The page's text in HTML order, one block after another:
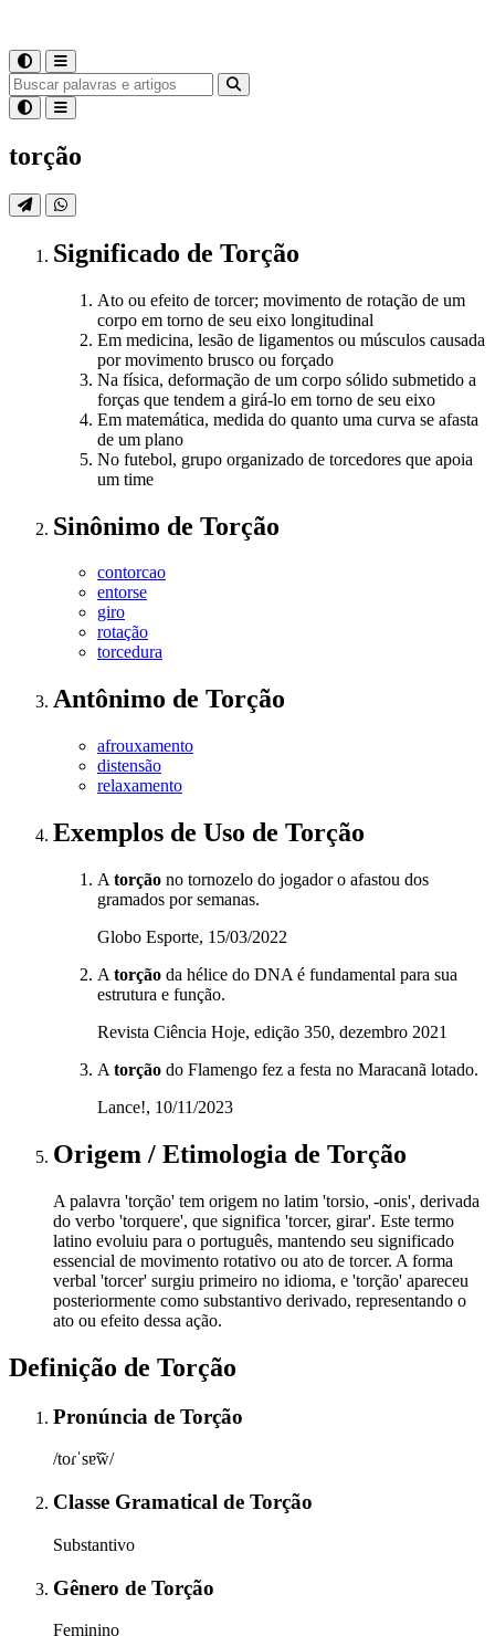
torção
Significado de Torção
Ato ou efeito de torcer; movimento de rotação de um
corpo em torno de seu eixo longitudinal
Em medicina, lesão de ligamentos ou músculos causada
por movimento brusco ou forçado
Na física, deformação de um corpo sólido submetido a
forças que tendem a girá-lo em torno de seu eixo
Em matemática, medida do quanto uma curva se afasta
de um plano
No futebol, grupo organizado de torcedores que apoia
um time
Sinônimo de Torção
contorcao
entorse
giro
rotação
torcedura
Antônimo de Torção
afrouxamento
distensão
relaxamento
Exemplos de Uso de Torção
A torção no tornozelo do jogador o afastou dos
gramados por semanas.
Globo Esporte, 15/03/2022
A torção da hélice do DNA é fundamental para sua
estrutura e função.
Revista Ciência Hoje, edição 350, dezembro 2021
A torção do Flamengo fez a festa no Maracanã lotado.
Lance!, 10/11/2023
Origem / Etimologia de Torção
A palavra 'torção' tem origem no latim 'torsio, -onis', derivada
do verbo 'torquere', que significa 'torcer, girar'. Este termo
latino evoluiu para o português, mantendo seu significado
essencial de movimento rotativo ou ato de torcer. A forma
verbal 'torcer' surgiu primeiro no idioma, e 'torção' apareceu
posteriormente como substantivo derivado, representando o
ato ou efeito dessa ação.
Definição de Torção
Pronúncia de Torção
/toɾˈsɐ̃w̃/
Classe Gramatical de Torção
Substantivo
Gênero de Torção
Feminino